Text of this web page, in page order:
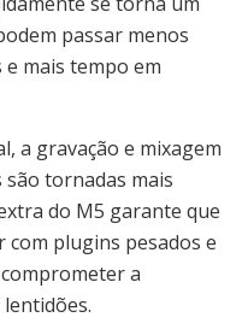
passar menos
mais tempo em
a gravação e mixagem
tornadas mais
do M5 garante que
plugins pesados e
a